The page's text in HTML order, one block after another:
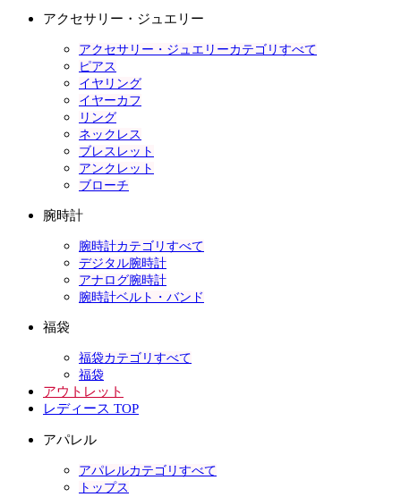
アクセサリー・ジュエリー
アクセサリー・ジュエリーカテゴリすべて
ピアス
イヤリング
イヤーカフ
リング
ネックレス
ブレスレット
アンクレット
ブローチ
腕時計
腕時計カテゴリすべて
デジタル腕時計
アナログ腕時計
腕時計ベルト・バンド
福袋
福袋カテゴリすべて
福袋
アウトレット
レディース TOP
アパレル
アパレルカテゴリすべて
トップス